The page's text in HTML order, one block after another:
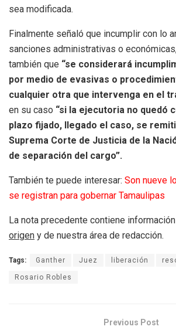
sea modificada.
Finalmente señaló que incumplir con lo
sanciones administrativas o
también que “se considerará
por medio de evasivas o
cualquier otra que intervenga en el
en su caso “si la ejecutoria no quedó
plazo fijado, llegado el caso, se
Suprema Corte de Justicia de la
de separación del cargo”.
También te puede interesar: Son nueve
se registran para gobernar Tamaulipas
La nota precedente contiene
origen y de nuestra área de redacción.
Tags: Ganther Juez liberación
Rosario Robles
Previous Post